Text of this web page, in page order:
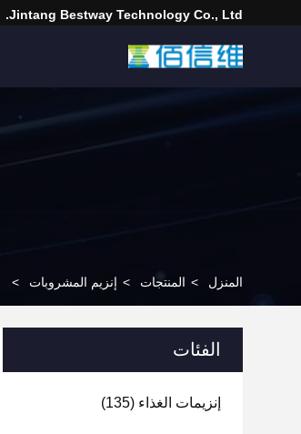
Jintang Bestway Technology Co., Ltd.
المنزل > المنتجات > إنزيم المشروبات >
الفئات
إنزيمات الغذاء (135)